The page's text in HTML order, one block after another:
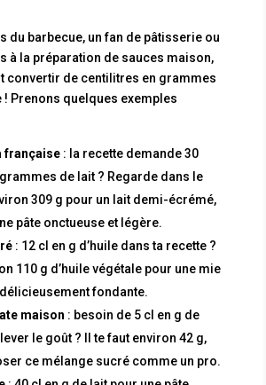
du barbecue, un fan de pâtisserie ou
à la préparation de sauces maison,
convertir de centilitres en grammes
! Prenons quelques exemples
française: la recette demande 30
de lait ? Regarde dans le
309 g pour un lait demi-écrémé,
pâte onctueuse et légère.
: 12 cl en g d’huile dans ta recette ?
110 g d’huile végétale pour une mie
fondante.
maison : besoin de 5 cl en g de
le goût ? Il te faut environ 42 g,
ce mélange sucré comme un pro.